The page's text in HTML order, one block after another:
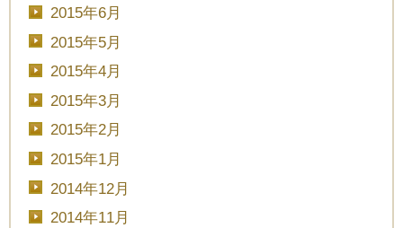
2015年6月
2015年5月
2015年4月
2015年3月
2015年2月
2015年1月
2014年12月
2014年11月